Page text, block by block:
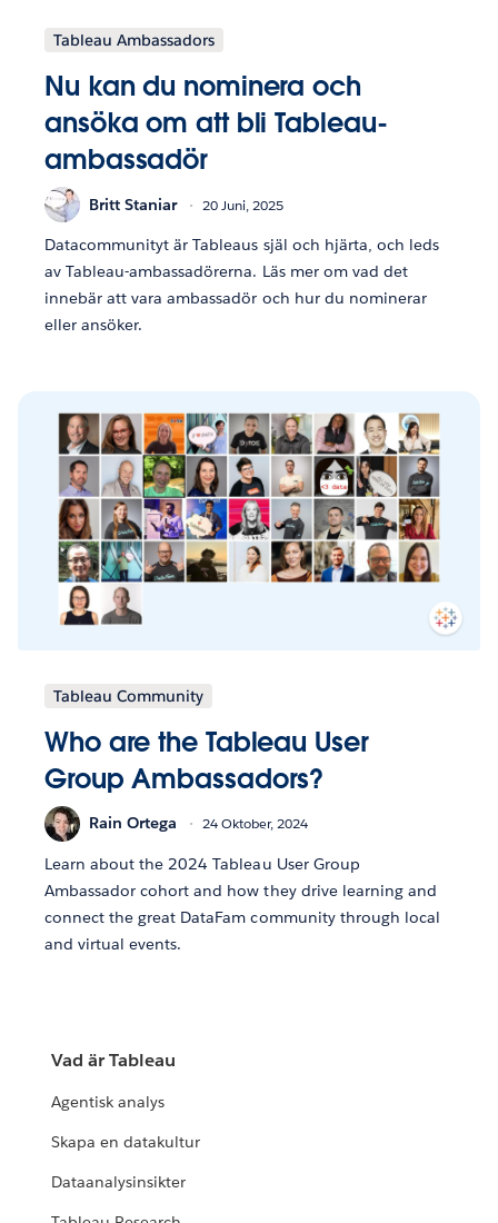
Tableau Ambassadors
Nu kan du nominera och
ansöka om att bli Tableau-
ambassadör
Britt Staniar 20 Juni, 2025
Datacommunityt är Tableaus själ och hjärta, och leds
av Tableau-ambassadörerna. Läs mer om vad det
innebär att vara ambassadör och hur du nominerar
eller ansöker.
Tableau Community
Who are the Tableau User
Group Ambassadors?
Rain Ortega 24 Oktober, 2024
Learn about the 2024 Tableau User Group
Ambassador cohort and how they drive learning and
connect the great DataFam community through local
and virtual events.
Vad är Tableau
Agentisk analys
Skapa en datakultur
Dataanalysinsikter